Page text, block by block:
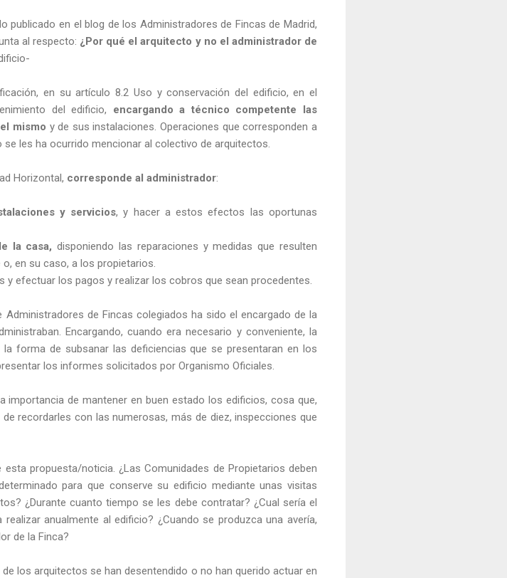
publicado en el blog de los Administradores de Fincas de Madrid,
al respecto: ¿Por qué el arquitecto y no el administrador de
en su artículo 8.2 Uso y conservación del edificio, en el
del edificio, encargando a técnico competente las
mismo y de sus instalaciones. Operaciones que corresponden a
les ha ocurrido mencionar al colectivo de arquitectos.
Horizontal, corresponde al administrador:
y servicios, y hacer a estos efectos las oportunas
la casa, disponiendo las reparaciones y medidas que resulten
en su caso, a los propietarios.
efectuar los pagos y realizar los cobros que sean procedentes.
de Fincas colegiados ha sido el encargado de la
Encargando, cuando era necesario y conveniente, la
forma de subsanar las deficiencias que se presentaran en los
los informes solicitados por Organismo Oficiales.
importancia de mantener en buen estado los edificios, cosa que,
recordarles con las numerosas, más de diez, inspecciones que
propuesta/noticia. ¿Las Comunidades de Propietarios deben
para que conserve su edificio mediante unas visitas
¿Durante cuanto tiempo se les debe contratar? ¿Cual sería el
anualmente al edificio? ¿Cuando se produzca una avería,
de la Finca?
los arquitectos se han desentendido o no han querido actuar en